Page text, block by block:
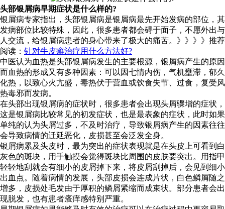
头部银屑病早期症状是什么样的?
银屑病专家指出，头部银屑病是银屑病最先开始发病的部位，其
发病部位比较特殊，因此，很多患者都会碍于面子，不愿外出与
人交流，给银屑病患者的身心带来了极大的痛苦。》》》》推荐
阅读： 针对牛皮癣治疗用什么方法好?
中医认为血热是头部银屑病发生的主要根源，银屑病产生的原因
而血热的形成又有多种因素：可以因七情内伤，气机壅滞，郁久
化热，以致心火亢盛，毒热伏于营血或饮食失节、过食，复受风
热毒邪而发病。
在头部出现银屑病的症状时，很多患者会出现头屑骤增的症状，
这是银屑病比较常见的初发症状，也是最表象的症状，此时如果
单纯的认为头屑过多，不及时治疗，导致银屑病产生的因素往往
会导致病情的迁延恶化，皮损甚至会泛发全身。
银屑病累及头皮时，最为突出的症状表现就是在头皮上可看到白
灰色的斑块，用手触摸会觉得斑块比周围的皮肤要突出。用指甲
轻轻地刮就会有细小的皮屑掉下来，将皮屑刮掉后，会见到细小
出血点。随着病情的发展，头部皮损会连成片状，白色鳞屑随之
增多，皮损处毛发由于厚积的鳞屑紧缩而成束状。部分患者会出
现脱发，也有患者瘙痒感特别严重。